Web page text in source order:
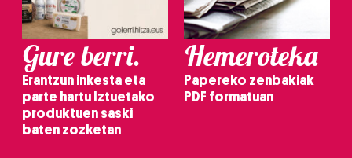
Gure berri.
Erantzun inkesta eta
parte hartu Iztuetako
produktuen saski
baten zozketan
Hemeroteka
Papereko zenbakiak
PDF formatuan